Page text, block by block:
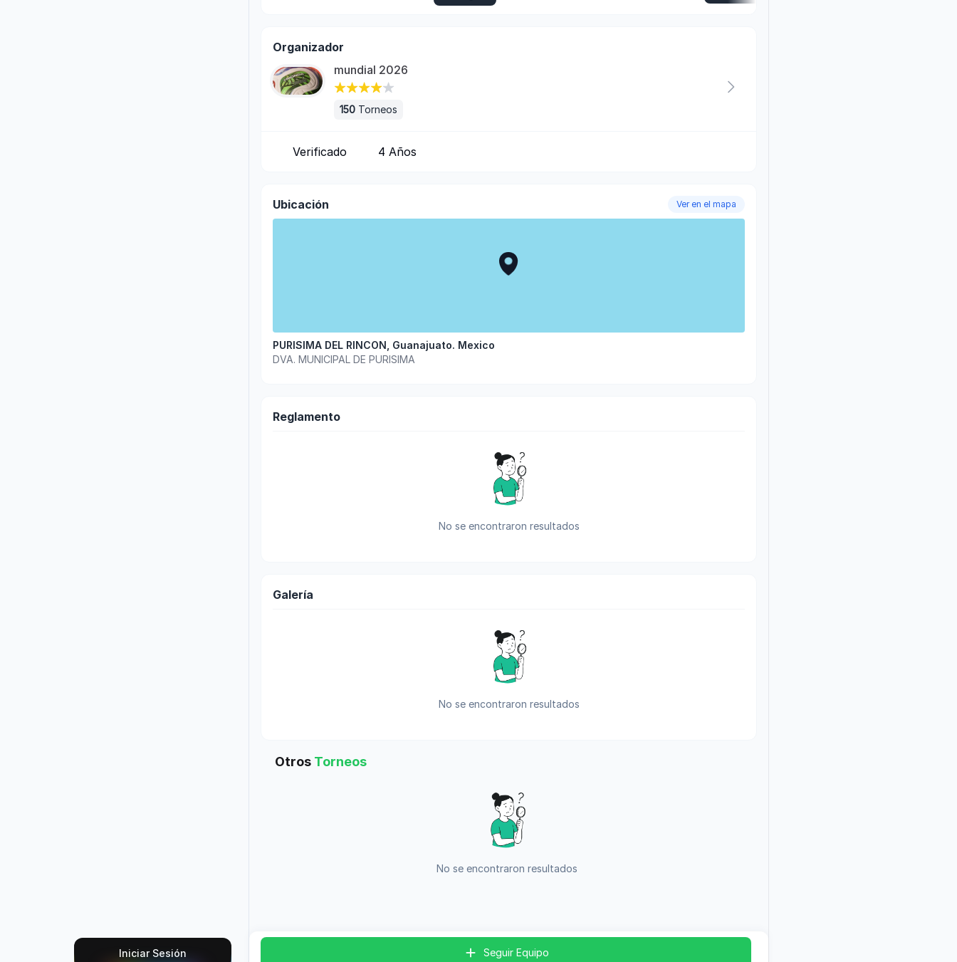
Iniciar Sesión
Organizador
mundial 2026
150 Torneos
Verificado 4 Años
Ubicación Ver en el mapa
PURISIMA DEL RINCON Guanajuato. Mexico
DVA. MUNICIPAL DE PURISIMA
Reglamento
No se encontraron resultados
Galería
No se encontraron resultados
Otros Torneos
No se encontraron resultados
Seguir Equipo